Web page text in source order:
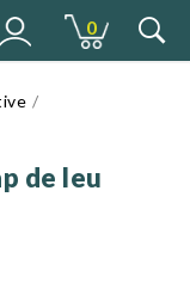
0
de leu